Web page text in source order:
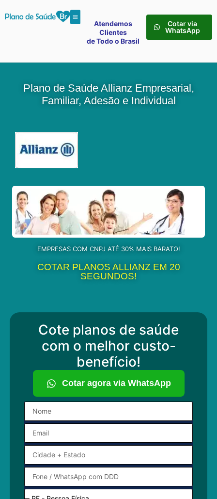
Atendemos
Clientes
de Todo o Brasil
Cotar via
WhatsApp
Plano de Saúde Allianz Empresarial,
Familiar, Adesão e Individual
EMPRESAS COM CNPJ ATÉ 30% MAIS BARATO!
COTAR PLANOS ALLIANZ EM 20
SEGUNDOS!
Cote planos de saúde
com o melhor custo-
benefício!
Cotar agora via WhatsApp